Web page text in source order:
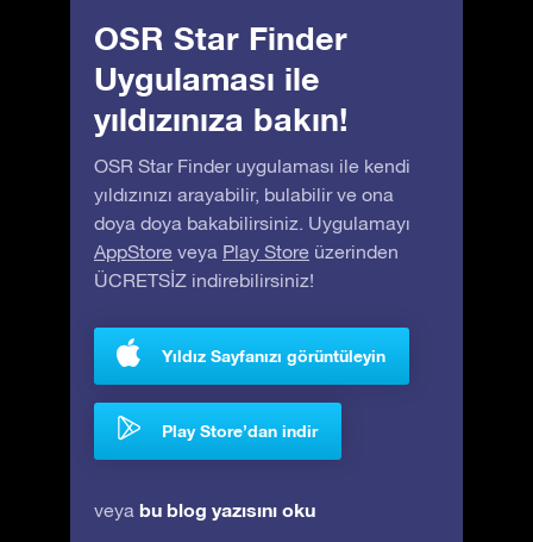
OSR Star Finder
Uygulaması ile
yıldızınıza bakın!
OSR Star Finder uygulaması ile kendi
yıldızınızı arayabilir, bulabilir ve ona
doya doya bakabilirsiniz. Uygulamayı
AppStore veya Play Store üzerinden
ÜCRETSİZ indirebilirsiniz!
Yıldız Sayfanızı görüntüleyin
Play Store’dan indir
veya bu blog yazısını oku